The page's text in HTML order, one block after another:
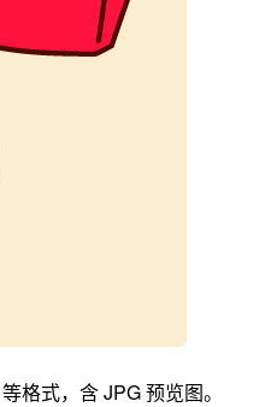
格式，含 JPG 预览图。